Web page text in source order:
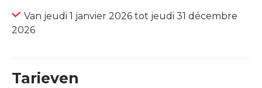
Van jeudi 1 janvier 2026 tot jeudi 31 décembre
2026
Tarieven